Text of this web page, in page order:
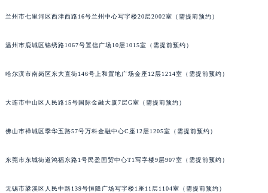
兰州市七里河区西津西路16号兰州中心写字楼20层2002室（需提前预约）
温州市鹿城区锦绣路1067号置信广场10层1015室（需提前预约）
哈尔滨市南岗区东大直街146号上和置地广场金座12层1214室（需提前预约）
大连市中山区人民路15号国际金融大厦7层G室（需提前预约）
佛山市禅城区季华五路57号万科金融中心C座12层1205室（需提前预约）
东莞市东城街道鸿福东路1号民盈国贸中心T1写字楼9层907室（需提前预约）
无锡市梁溪区人民中路139号恒隆广场写字楼1座11层1104室（需提前预约）